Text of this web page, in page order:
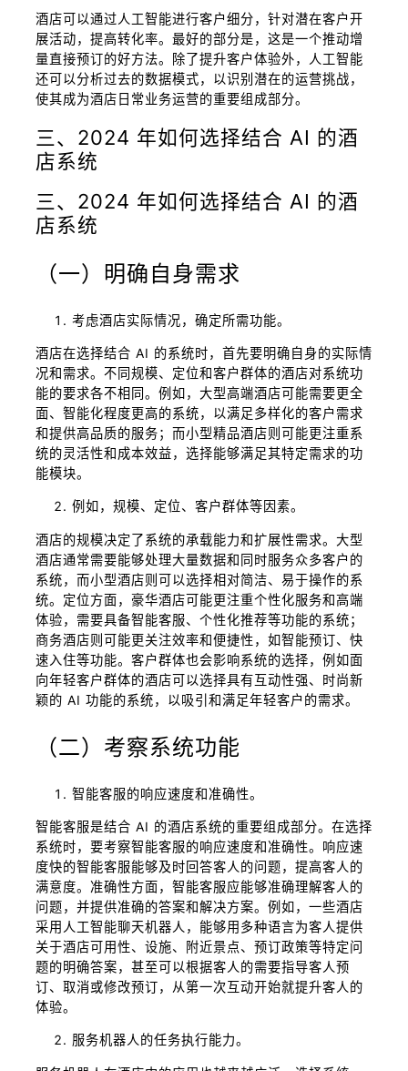
酒店可以通过人工智能进行客户细分，针对潜在客户开
展活动，提高转化率。最好的部分是，这是一个推动增
量直接预订的好方法。除了提升客户体验外，人工智能
还可以分析过去的数据模式，以识别潜在的运营挑战，
使其成为酒店日常业务运营的重要组成部分。
三、2024 年如何选择结合 AI 的酒
店系统
三、2024 年如何选择结合 AI 的酒
店系统
（一）明确自身需求
考虑酒店实际情况，确定所需功能。
酒店在选择结合 AI 的系统时，首先要明确自身的实际情
况和需求。不同规模、定位和客户群体的酒店对系统功
能的要求各不相同。例如，大型高端酒店可能需要更全
面、智能化程度更高的系统，以满足多样化的客户需求
和提供高品质的服务；而小型精品酒店则可能更注重系
统的灵活性和成本效益，选择能够满足其特定需求的功
能模块。
例如，规模、定位、客户群体等因素。
酒店的规模决定了系统的承载能力和扩展性需求。大型
酒店通常需要能够处理大量数据和同时服务众多客户的
系统，而小型酒店则可以选择相对简洁、易于操作的系
统。定位方面，豪华酒店可能更注重个性化服务和高端
体验，需要具备智能客服、个性化推荐等功能的系统；
商务酒店则可能更关注效率和便捷性，如智能预订、快
速入住等功能。客户群体也会影响系统的选择，例如面
向年轻客户群体的酒店可以选择具有互动性强、时尚新
颖的 AI 功能的系统，以吸引和满足年轻客户的需求。
（二）考察系统功能
智能客服的响应速度和准确性。
智能客服是结合 AI 的酒店系统的重要组成部分。在选择
系统时，要考察智能客服的响应速度和准确性。响应速
度快的智能客服能够及时回答客人的问题，提高客人的
满意度。准确性方面，智能客服应能够准确理解客人的
问题，并提供准确的答案和解决方案。例如，一些酒店
采用人工智能聊天机器人，能够用多种语言为客人提供
关于酒店可用性、设施、附近景点、预订政策等特定问
题的明确答案，甚至可以根据客人的需要指导客人预
订、取消或修改预订，从第一次互动开始就提升客人的
体验。
服务机器人的任务执行能力。